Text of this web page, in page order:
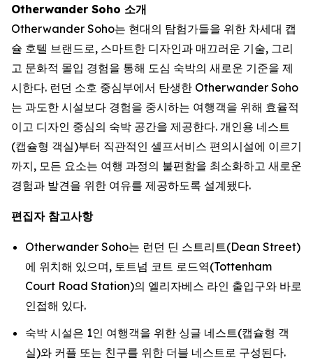
Otherwander Soho 소개
Otherwander Soho는 현대의 탐험가들을 위한 차세대 캡
슐 호텔 브랜드로, 스마트한 디자인과 매끄러운 기술, 그리
고 문화적 몰입 경험을 통해 도심 숙박의 새로운 기준을 제
시한다. 런던 소호 중심부에서 탄생한 Otherwander Soho
는 과도한 시설보다 경험을 중시하는 여행객을 위해 효율적
이고 디자인 중심의 숙박 공간을 제공한다. 개인용 네스트
(캡슐형 객실)부터 직관적인 셀프서비스 편의시설에 이르기
까지, 모든 요소는 여행 과정의 불편함을 최소화하고 새로운
경험과 발견을 위한 여유를 제공하도록 설계됐다.
편집자 참고사항
Otherwander Soho는 런던 딘 스트리트(Dean Street)
에 위치해 있으며, 토트넘 코트 로드역(Tottenham
Court Road Station)의 엘리자베스 라인 출입구와 바로
인접해 있다.
숙박 시설은 1인 여행객을 위한 싱글 네스트(캡슐형 객
실)와 커플 또는 친구를 위한 더블 네스트로 구성된다.